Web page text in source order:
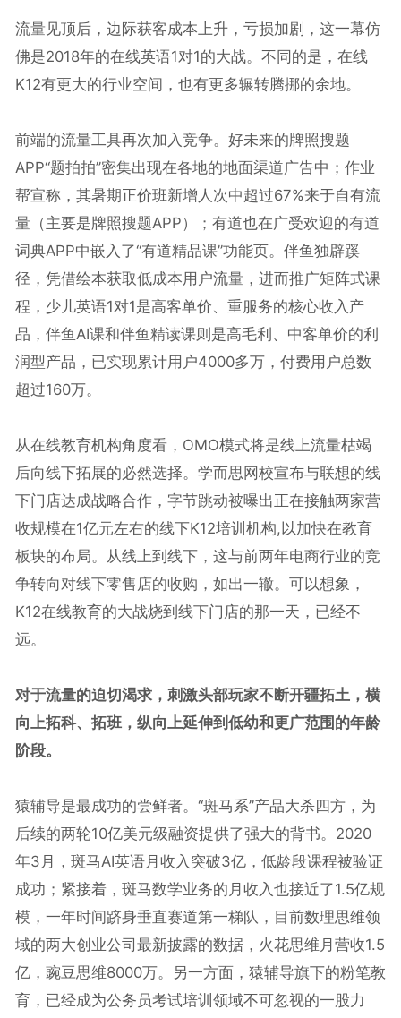
流量见顶后，边际获客成本上升，亏损加剧，这一幕仿
佛是2018年的在线英语1对1的大战。不同的是，在线
K12有更大的行业空间，也有更多辗转腾挪的余地。
前端的流量工具再次加入竞争。好未来的牌照搜题
APP“题拍拍”密集出现在各地的地面渠道广告中；作业
帮宣称，其暑期正价班新增人次中超过67%来于自有流
量（主要是牌照搜题APP）；有道也在广受欢迎的有道
词典APP中嵌入了“有道精品课”功能页。伴鱼独辟蹊
径，凭借绘本获取低成本用户流量，进而推广矩阵式课
程，少儿英语1对1是高客单价、重服务的核心收入产
品，伴鱼AI课和伴鱼精读课则是高毛利、中客单价的利
润型产品，已实现累计用户4000多万，付费用户总数
超过160万。
从在线教育机构角度看，OMO模式将是线上流量枯竭
后向线下拓展的必然选择。学而思网校宣布与联想的线
下门店达成战略合作，字节跳动被曝出正在接触两家营
收规模在1亿元左右的线下K12培训机构,以加快在教育
板块的布局。从线上到线下，这与前两年电商行业的竞
争转向对线下零售店的收购，如出一辙。可以想象，
K12在线教育的大战烧到线下门店的那一天，已经不
远。
对于流量的迫切渴求，刺激头部玩家不断开疆拓土，横
向上拓科、拓班，纵向上延伸到低幼和更广范围的年龄
阶段。
猿辅导是最成功的尝鲜者。“斑马系”产品大杀四方，为
后续的两轮10亿美元级融资提供了强大的背书。2020
年3月，斑马AI英语月收入突破3亿，低龄段课程被验证
成功；紧接着，斑马数学业务的月收入也接近了1.5亿规
模，一年时间跻身垂直赛道第一梯队，目前数理思维领
域的两大创业公司最新披露的数据，火花思维月营收1.5
亿，豌豆思维8000万。另一方面，猿辅导旗下的粉笔教
育，已经成为公务员考试培训领域不可忽视的一股力